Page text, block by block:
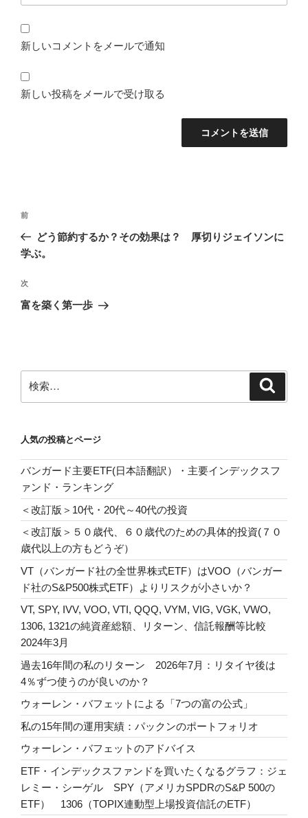
新しいコメントをメールで通知
新しい投稿をメールで受け取る
投
ナ
ゲ
ー
前
の
投
前
どう節約するか？その効果は？ 厚切りジェイソンに
学ぶ。
次
の
次
富を築く第一歩
索:
人気の投稿とページ
バンガード主要ETF(日本語翻訳）・主要インデックスフ
ァンド・ランキング
＜改訂版＞10代・20代～40代の投資
＜改訂版＞５０歳代、６０歳代のための具体的投資(７０
歳代以上の方もどうぞ）
VT（バンガード社の全世界株式ETF）はVOO（バンガー
ド社のS&P500株式ETF）よりリスクが小さいか？
VT, SPY, IVV, VOO, VTI, QQQ, VYM, VIG, VGK, VWO,
1306, 1321の純資産総額、リターン、信託報酬等比較
2024年3月
過去16年間の私のリターン 2026年7月：リタイヤ後は
4％ずつ使うのが良いのか？
ウォーレン・バフェットによる「7つの富の公式」
私の15年間の運用実績：パックンのポートフォリオ
ウォーレン・バフェットのアドバイス
ETF・インデックスファンドを買いたくなるグラフ：ジェ
レミー・シーゲル SPY（アメリカSPDRのS&P 500の
ETF） 1306（TOPIX連動型上場投資信託のETF）